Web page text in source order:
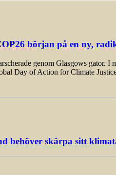
början på en ny,
genom Glasgows gator.
Day of Action for Climate
behöver skärpa sitt